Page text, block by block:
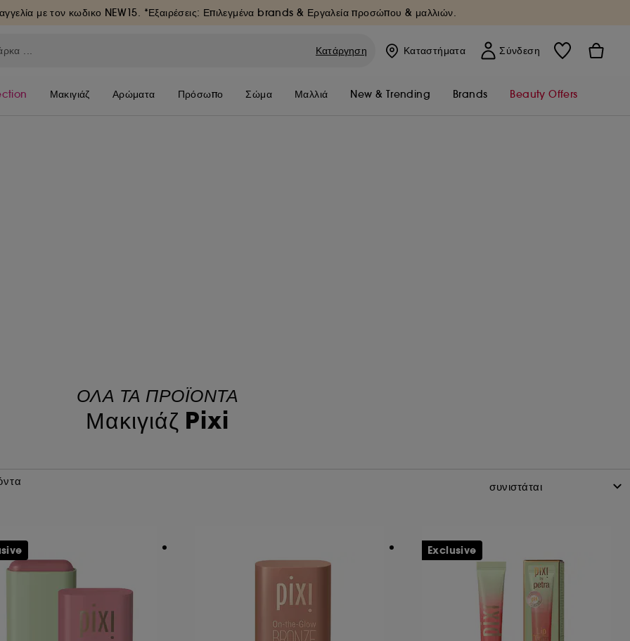
με τον κωδικο NEW15. *Εξαιρέσεις: Επιλεγμένα brands & Εργαλεία προσώπου & μαλλιών.
Κατάργηση Καταστήματα Σύνδεση
Μακιγιάζ Αρώματα Πρόσωπο Σώμα Μαλλιά New & Trending Brands Beauty Offers
ΟΛΑ ΤΑ ΠΡΟΪΟΝΤΑ
Μακιγιάζ Pixi
Exclusive